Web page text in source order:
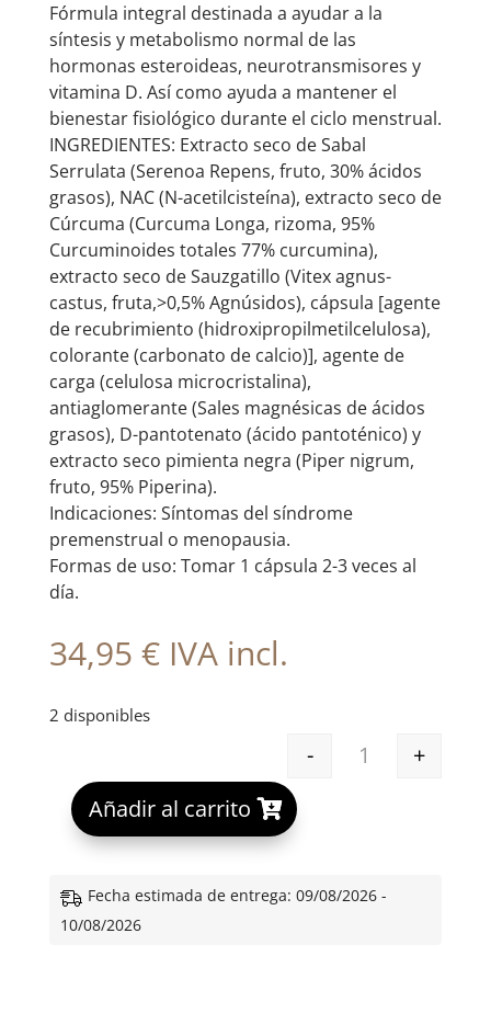
Fórmula integral destinada a ayudar a la
síntesis y metabolismo normal de las
hormonas esteroideas, neurotransmisores y
vitamina D. Así como ayuda a mantener el
bienestar fisiológico durante el ciclo menstrual.
INGREDIENTES: Extracto seco de Sabal
Serrulata (Serenoa Repens, fruto, 30% ácidos
grasos), NAC (N-acetilcisteína), extracto seco de
Cúrcuma (Curcuma Longa, rizoma, 95%
Curcuminoides totales 77% curcumina),
extracto seco de Sauzgatillo (Vitex agnus-
castus, fruta,>0,5% Agnúsidos), cápsula [agente
de recubrimiento (hidroxipropilmetilcelulosa),
colorante (carbonato de calcio)], agente de
carga (celulosa microcristalina),
antiaglomerante (Sales magnésicas de ácidos
grasos), D-pantotenato (ácido pantoténico) y
extracto seco pimienta negra (Piper nigrum,
fruto, 95% Piperina).
Indicaciones: Síntomas del síndrome
premenstrual o menopausia.
Formas de uso: Tomar 1 cápsula 2-3 veces al
día.
34,95 € IVA incl.
2 disponibles
IVB FEMME
-
+
Añadir al carrito
A
e
Fecha estimada de entrega: 09/08/2026 -
10/08/2026